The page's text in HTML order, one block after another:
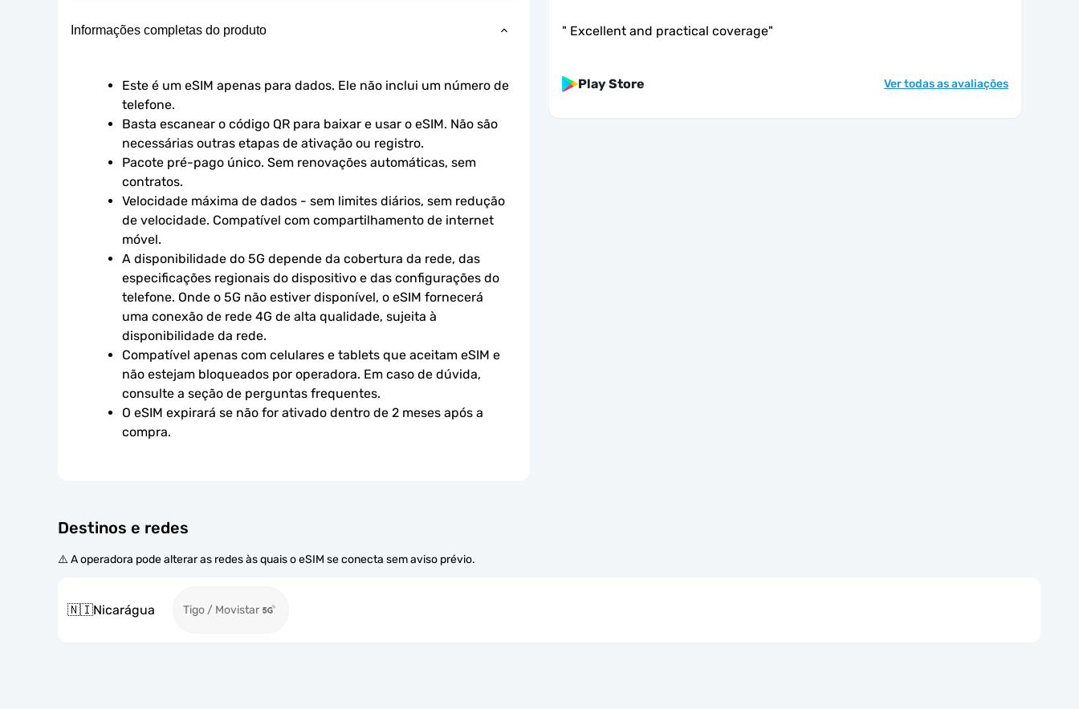
Informações completas do produto
Este é um eSIM apenas para dados. Ele não inclui um número de
telefone.
Basta escanear o código QR para baixar e usar o eSIM. Não são
necessárias outras etapas de ativação ou registro.
Pacote pré-pago único. Sem renovações automáticas, sem
contratos.
Velocidade máxima de dados - sem limites diários, sem redução
de velocidade. Compatível com compartilhamento de internet
móvel.
A disponibilidade do 5G depende da cobertura da rede, das
especificações regionais do dispositivo e das configurações do
telefone. Onde o 5G não estiver disponível, o eSIM fornecerá
uma conexão de rede 4G de alta qualidade, sujeita à
disponibilidade da rede.
Compatível apenas com celulares e tablets que aceitam eSIM e
não estejam bloqueados por operadora. Em caso de dúvida,
consulte a seção de perguntas frequentes.
O eSIM expirará se não for ativado dentro de 2 meses após a
compra.
Destinos e redes
⚠️ A operadora pode alterar as redes às quais o eSIM se conecta sem aviso prévio.
🇳🇮Nicarágua Tigo / Movistar
" Excellent and practical coverage"
Play Store Ver todas as avaliações